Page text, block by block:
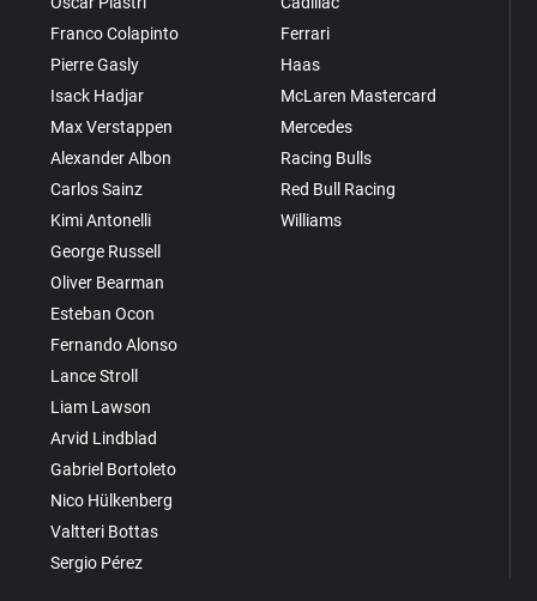
Franco Colapinto
Pierre Gasly
Isack Hadjar
Max Verstappen
Alexander Albon
Carlos Sainz
Kimi Antonelli
George Russell
Oliver Bearman
Esteban Ocon
Fernando Alonso
Lance Stroll
Liam Lawson
Arvid Lindblad
Gabriel Bortoleto
Nico Hülkenberg
Valtteri Bottas
Sergio Pérez
Ferrari
Haas
McLaren Mastercard
Mercedes
Racing Bulls
Red Bull Racing
Williams